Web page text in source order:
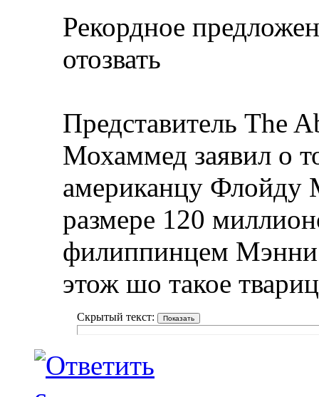
Рекордное
отозвать
Представитель The
Мохаммед заявил о
американцу Флойду
размере 120
филиппинцем Мэнни
этож шо такое
Скрытый текст: